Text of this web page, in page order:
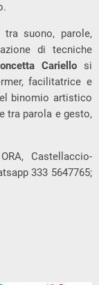
suono, parole,
di tecniche
Cariello si
facilitatrice e
binomio artistico
tra parola e gesto,
Castellaccio-
333 5647765;